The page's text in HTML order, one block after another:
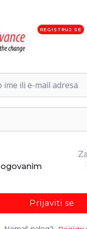
REGISTRUJ SE
nazad!
Prijaviti se